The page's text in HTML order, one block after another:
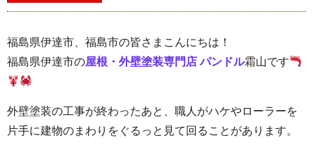
福島県伊達市、福島市の皆さまこんにちは！
福島県伊達市の屋根・外壁塗装専門店 パンドル霜山です
外壁塗装の工事が終わったあと、職人がハケやローラーを
片手に建物のまわりをぐるっと見て回ることがあります。